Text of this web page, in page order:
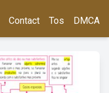
Contact Tos DMCA